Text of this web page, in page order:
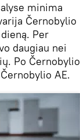
minima
Černobylio
Per
daugiau nei
Po Černobylio
AE.